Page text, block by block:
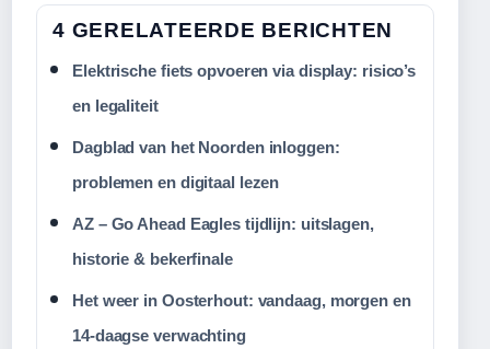
4 GERELATEERDE BERICHTEN
Elektrische fiets opvoeren via display: risico’s
en legaliteit
Dagblad van het Noorden inloggen:
problemen en digitaal lezen
AZ – Go Ahead Eagles tijdlijn: uitslagen,
historie & bekerfinale
Het weer in Oosterhout: vandaag, morgen en
14-daagse verwachting